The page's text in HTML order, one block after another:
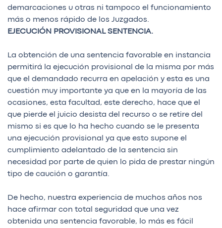
demarcaciones u otras ni tampoco el funcionamiento
más o menos rápido de los Juzgados.
EJECUCIÓN PROVISIONAL SENTENCIA.
La obtención de una sentencia favorable en instancia
permitirá la ejecución provisional de la misma por más
que el demandado recurra en apelación y esta es una
cuestión muy importante ya que en la mayoría de las
ocasiones, esta facultad, este derecho, hace que el
que pierde el juicio desista del recurso o se retire del
mismo si es que lo ha hecho cuando se le presenta
una ejecución provisional ya que esto supone el
cumplimiento adelantado de la sentencia sin
necesidad por parte de quien lo pida de prestar ningún
tipo de caución o garantía.
De hecho, nuestra experiencia de muchos años nos
hace afirmar con total seguridad que una vez
obtenida una sentencia favorable, lo más es fácil